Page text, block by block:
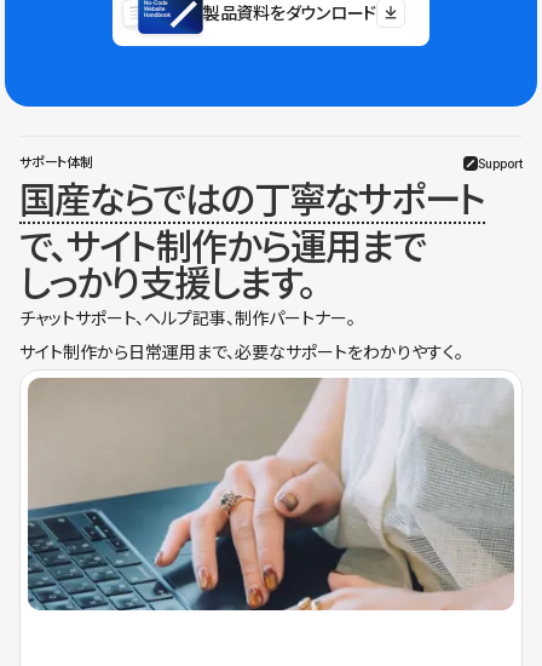
製品資料をダウンロード
サポート体制 Support
国産ならではの丁寧なサポート
で、サイト制作から運用まで
しっかり支援します。
チャットサポート、ヘルプ記事、制作パートナー。
サイト制作から日常運用まで、必要なサポートをわかりやすく。